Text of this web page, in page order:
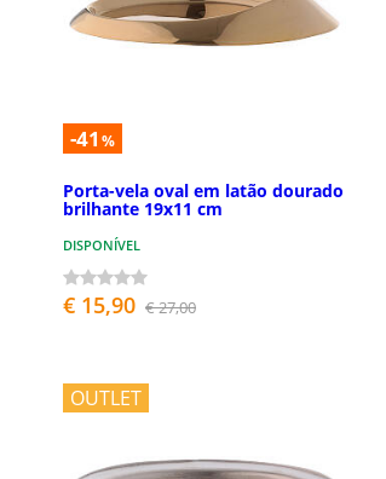
-41 %
Porta-vela oval em latão dourado
brilhante 19x11 cm
DISPONÍVEL
€ 15,90 € 27,00
OUTLET